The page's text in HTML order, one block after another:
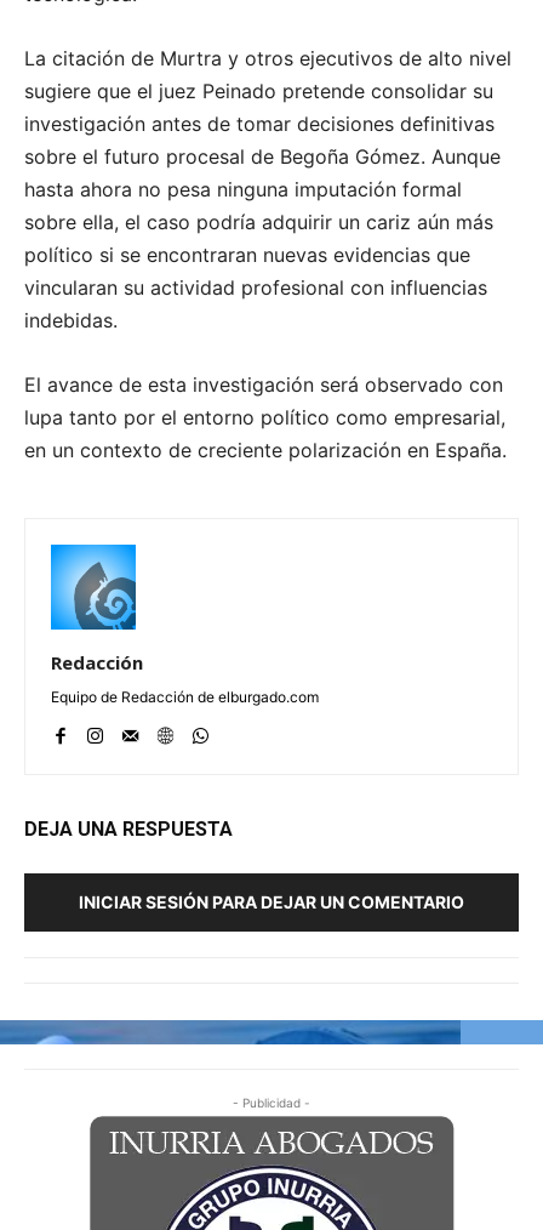
La citación de Murtra y otros ejecutivos de alto nivel
sugiere que el juez Peinado pretende consolidar su
investigación antes de tomar decisiones definitivas
sobre el futuro procesal de Begoña Gómez. Aunque
hasta ahora no pesa ninguna imputación formal
sobre ella, el caso podría adquirir un cariz aún más
político si se encontraran nuevas evidencias que
vincularan su actividad profesional con influencias
indebidas.
El avance de esta investigación será observado con
lupa tanto por el entorno político como empresarial,
en un contexto de creciente polarización en España.
Redacción
Equipo de Redacción de elburgado.com
DEJA UNA RESPUESTA
INICIAR SESIÓN PARA DEJAR UN COMENTARIO
- Publicidad -